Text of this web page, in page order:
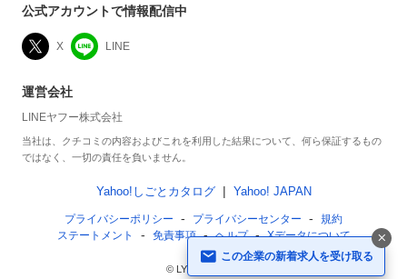
この企業の新着求人を受け取る
公式アカウントで情報配信中
X LINE
運営会社
LINEヤフー株式会社
当社は、クチコミの内容およびこれを利用した結果について、何ら保証するもの
ではなく、一切の責任を負いません。
Yahoo!しごとカタログ Yahoo! JAPAN
プライバシーポリシー プライバシーセンター
規約
ステートメント
免責事項 ヘルプ Xデータについて
© LY Corporation